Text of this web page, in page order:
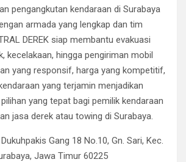
pengangkutan kendaraan di Surabaya
armada yang lengkap dan tim
DEREK siap membantu evakuasi
kecelakaan, hingga pengiriman mobil
yang responsif, harga yang kompetitif,
yang terjamin menjadikan
pilihan yang tepat bagi pemilik kendaraan
jasa derek atau towing di Surabaya.
Gang 18 No.10, Gn. Sari, Kec.
Jawa Timur 60225